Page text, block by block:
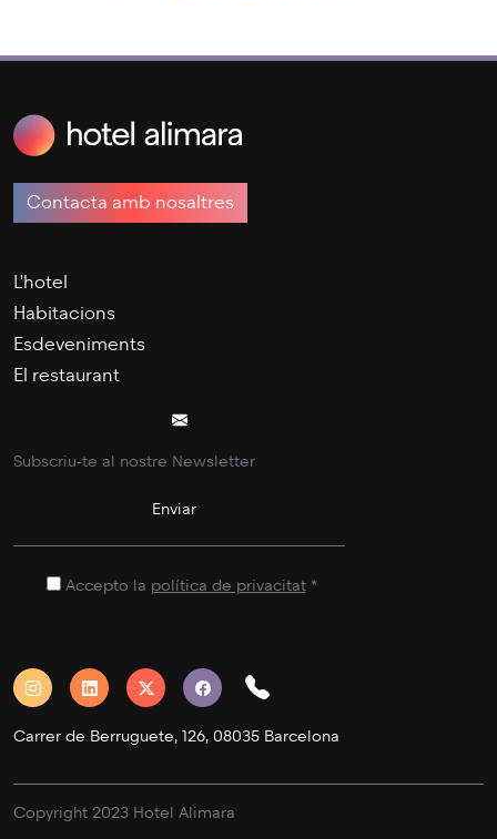
Contacta amb nosaltres
L'hotel
Habitacions
Esdeveniments
El restaurant
Accepto la política de privacitat*
Carrer de Berruguete, 126, 08035 Barcelona
Copyright 2023 Hotel Alimara